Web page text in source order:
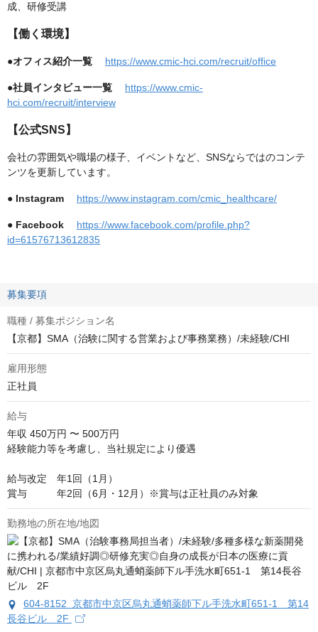
成、研修受講
【働く環境】
●オフィス紹介一覧 https://www.cmic-hci.com/recruit/office
●社員インタビュー一覧
https://www.cmic-
hci.com/recruit/interview
【公式SNS】
会社の雰囲気や職場の様子、イベントなど、SNSならではのコンテ
ンツを更新しています。
● Instagram https://www.instagram.com/cmic_healthcare/
● Facebook
https://www.facebook.com/profile.php?
id=61576713612835
募集要項
職種 / 募集ポジション名
【京都】SMA（治験に関する営業および事務業務）/未経験/CHI
雇用形態
正社員
給与
年収 450万円 〜 500万円
経験能力等を考慮し、当社規定により優遇
給与改定　年1回（1月）
賞与　　　年2回（6月・12月）※賞与は正社員のみ対象
勤務地の所在地/地図
604-8152 京都市中京区烏丸通蛸薬師下ル手洗水町651-1 第14
長谷ビル 2F